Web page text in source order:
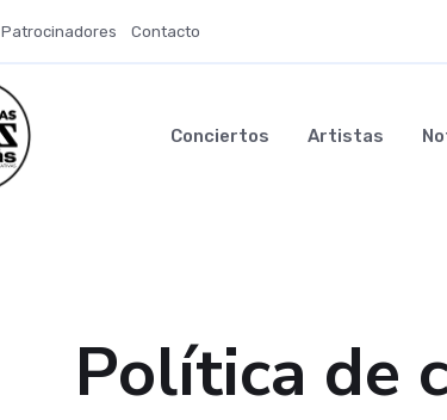
Patrocinadores Contacto
Conciertos Artistas
Política de